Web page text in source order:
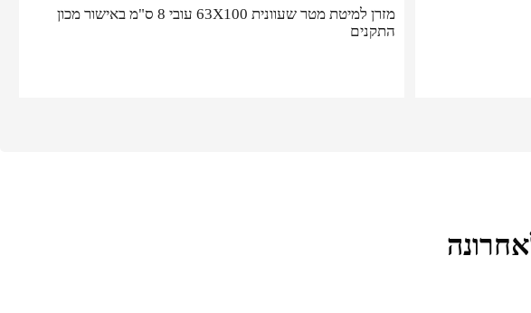
מזרן למיטת מטר שעוונית 63X100 עובי 8 ס"מ באישור מכון
התקנים